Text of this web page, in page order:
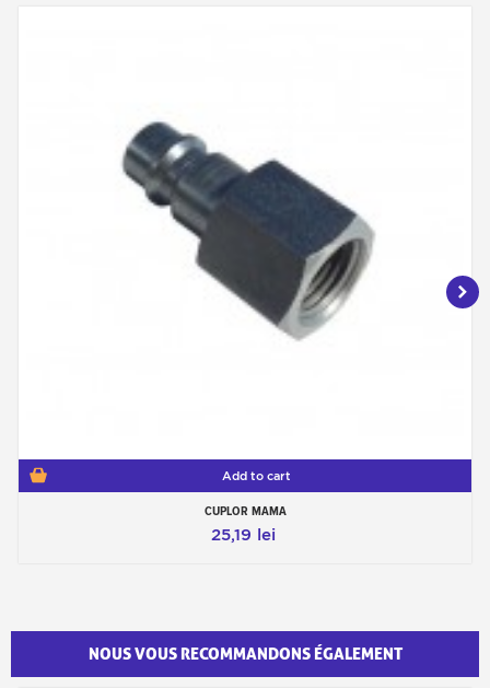
Add to cart
CUPLOR MAMA
25,19 lei
NOUS VOUS RECOMMANDONS ÉGALEMENT